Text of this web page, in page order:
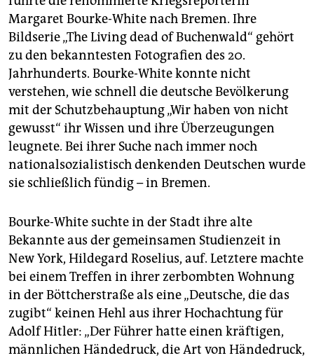
Margaret Bourke-White nach Bremen. Ihre
Bildserie „The Living dead of Buchenwald“ gehört
zu den bekanntesten Fotografien des 20.
Jahrhunderts. Bourke-White konnte nicht
verstehen, wie schnell die deutsche Bevölkerung
mit der Schutzbehauptung „Wir haben von nicht
gewusst“ ihr Wissen und ihre Überzeugungen
leugnete. Bei ihrer Suche nach immer noch
nationalsozialistisch denkenden Deutschen wurde
sie schließlich fündig – in Bremen.
Bourke-White suchte in der Stadt ihre alte
Bekannte aus der gemeinsamen Studienzeit in
New York, Hildegard Roselius, auf. Letztere machte
bei einem Treffen in ihrer zerbombten Wohnung
in der Böttcherstraße als eine „Deutsche, die das
zugibt“ keinen Hehl aus ihrer Hochachtung für
Adolf Hitler: „Der Führer hatte einen kräftigen,
männlichen Händedruck, die Art von Händedruck,